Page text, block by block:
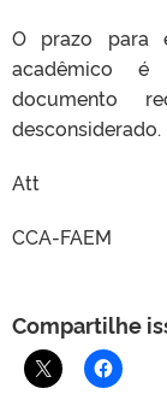
O prazo para
acadêmico é
documento
desconsiderado.
Att
CCA-FAEM
Compartilhe